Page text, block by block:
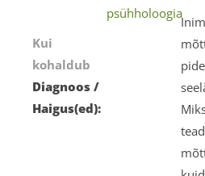
psühholoogia
Kui
kohaldub
Diagnoos /
Haigus(ed):